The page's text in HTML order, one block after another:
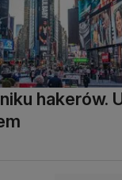
hakerów.